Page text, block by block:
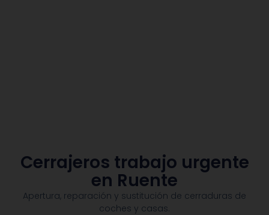
Cerrajeros trabajo urgente
en Ruente
Apertura, reparación y sustitución de cerraduras de
coches y casas.​